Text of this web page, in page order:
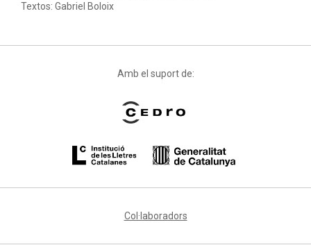
Textos: Gabriel Boloix
Amb el suport de:
Col·laboradors